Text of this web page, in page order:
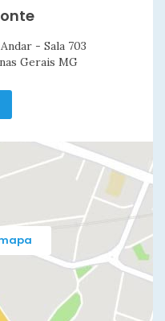
- Sala 703
Gerais MG